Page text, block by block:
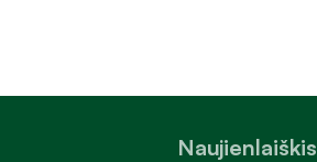
Naujienlaiškis